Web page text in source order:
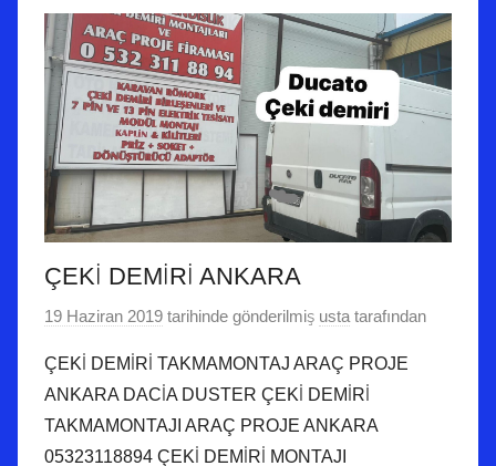
ÇEKİ DEMİRİ ANKARA
19 Haziran 2019 tarihinde gönderilmiş usta tarafından
ÇEKİ DEMİRİ TAKMAMONTAJ ARAÇ PROJE
ANKARA DACİA DUSTER ÇEKİ DEMİRİ
TAKMAMONTAJI ARAÇ PROJE ANKARA
05323118894 ÇEKİ DEMİRİ MONTAJI